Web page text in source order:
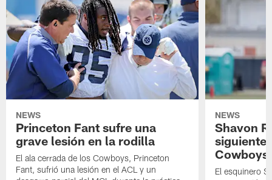
NEWS
Princeton Fant sufre una
grave lesión en la rodilla
El ala cerrada de los Cowboys, Princeton
Fant, sufrió una lesión en el ACL y un
NEWS
Shavon
siguiente
Cowboys
El esquinero